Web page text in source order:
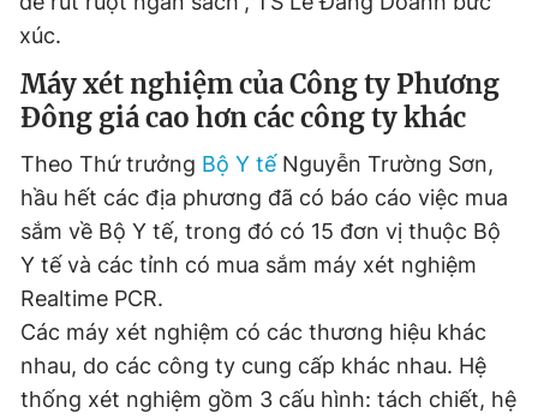
xúc.
Máy xét nghiệm của Công ty Phương
Đông giá cao hơn các công ty khác
Theo Thứ trưởng Bộ Y tế Nguyễn Trường Sơn,
hầu hết các địa phương đã có báo cáo việc mua
sắm về Bộ Y tế, trong đó có 15 đơn vị thuộc Bộ
Y tế và các tỉnh có mua sắm máy xét nghiệm
Realtime PCR.
Các máy xét nghiệm có các thương hiệu khác
nhau, do các công ty cung cấp khác nhau. Hệ
thống xét nghiệm gồm 3 cấu hình: tách chiết, hệ